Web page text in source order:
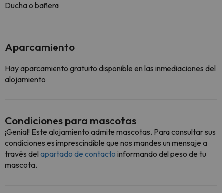
Ducha o bañera
Aparcamiento
Hay aparcamiento gratuito disponible en las inmediaciones del
alojamiento
Condiciones para mascotas
¡Genial! Este alojamiento admite mascotas. Para consultar sus
condiciones es imprescindible que nos mandes un mensaje a
través del apartado de contacto informando del peso de tu
mascota.